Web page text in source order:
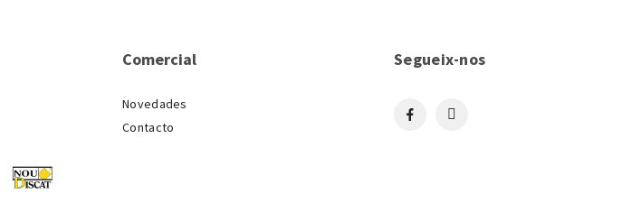
Comercial
Novedades
Contacto
Segueix-nos